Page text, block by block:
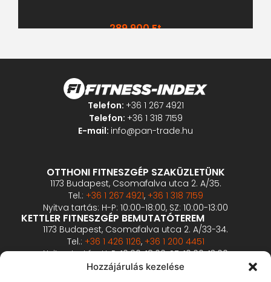
Hozzájárulás kezelése
289 900Ft
Telefon: +36 1 267 4921
Telefon: +36 1 318 7159
E-mail: info@pan-trade.hu
OTTHONI FITNESZGÉP SZAKÜZLETÜNK
1173 Budapest, Csomafalva utca 2. A/35.
Tel.: +36 1 267 4921, +36 1 318 7159
Nyitva tartás: H-P: 10:00-18:00, SZ: 10:00-13:00
KETTLER FITNESZGÉP BEMUTATÓTEREM
1173 Budapest, Csomafalva utca 2. A/33-34.
Tel.: +36 1 426 1126, +36 1 200 4451
Nyitva tartás: H-P: 10:00-18:00, SZ: 10:00-13:00
PROFESSZIONÁLIS FITNESZGÉP BEMUTATÓTEREM
2360 Gyál, Vállalkozó u. 12.